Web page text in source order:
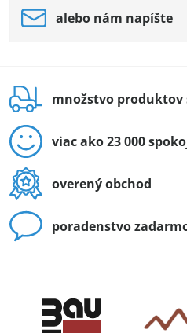
alebo nám napíšte
množstvo produktov
viac ako 23 000
overený obchod
poradenstvo